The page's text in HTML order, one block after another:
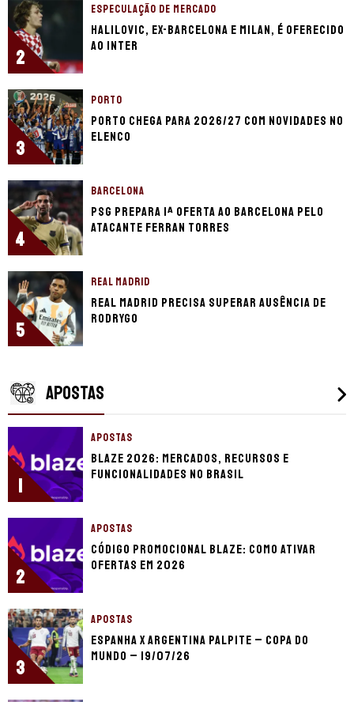
2
ESPECULAÇÃO DE MERCADO
Halilovic, ex-Barcelona e Milan, é oferecido
ao Inter
3
PORTO
Porto chega para 2026/27 com novidades no
elenco
4
BARCELONA
PSG prepara 1ª oferta ao Barcelona pelo
atacante Ferran Torres
5
REAL MADRID
Real Madrid precisa superar ausência de
Rodrygo
APOSTAS
1
APOSTAS
Blaze 2026: mercados, recursos e
funcionalidades no Brasil
2
APOSTAS
Código promocional Blaze: como ativar
ofertas em 2026
3
APOSTAS
Espanha x Argentina palpite – Copa do
Mundo – 19/07/26